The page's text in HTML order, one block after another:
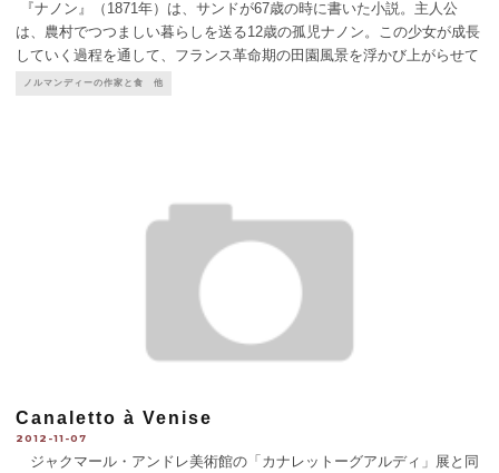
『ナノン』（1871年）は、サンドが67歳の時に書いた小説。主人公
は、農村でつつましい暮らしを送る12歳の孤児ナノン。この少女が成長
していく過程を通して、フランス革命期の田園風景を浮かび上がらせて
いる。当時の農民は貧しく、パンを食べることができるのは週末だけ。
ノルマンディーの作家と食 他
Canaletto à Venise
2012-11-07
ジャクマール・アンドレ美術館の「カナレットーグアルディ」展と同